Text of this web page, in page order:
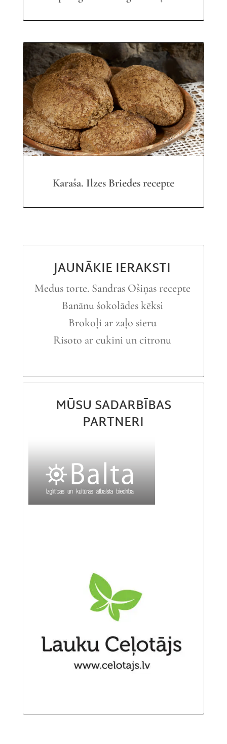
Karaša. Ilzes Briedes recepte
JAUNĀKIE IERAKSTI
Medus torte. Sandras Ošiņas recepte
Banānu šokolādes kēksi
Brokoļi ar zaļo sieru
Risoto ar cukini un citronu
MŪSU SADARBĪBAS
PARTNERI